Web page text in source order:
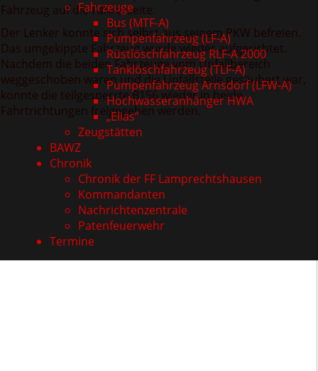
Fahrzeuge
Bus (MTF-A)
Pumpenfahrzeug (LF-A)
Rüstlöschfahrzeug RLF-A 2000
Tanklöschfahrzeug (TLF-A)
Pumpenfahrzeug Arnsdorf (LFW-A)
Hochwasseranhänger HWA
„Elias“
Zeugstätten
BAWZ
Chronik
Chronik der FF Lamprechtshausen
Kommandanten
Nachrichtenzentrale
Patenfeuerwehr
Termine
Fahrzeug auf die Fahrerseite.
Der Lenker konnte sich selbst aus seinem PKW befreien.
Das umgekippte Fahrzeug wurde wieder aufgerichtet.
Nachdem die beiden Fahrzeuge vom Unfallbereich
weggeschoben waren und die Unfallstelle gesäubert war,
konnte die teilgesperrte B156 wieder in beide
Fahrtrichtungen freigegeben werden.